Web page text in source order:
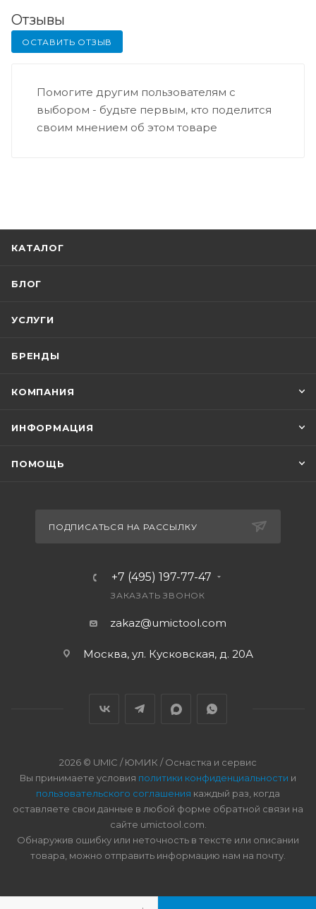
Отзывы
ОСТАВИТЬ ОТЗЫВ
Помогите другим пользователям с
выбором - будьте первым, кто поделится
своим мнением об этом товаре
КАТАЛОГ
БЛОГ
УСЛУГИ
БРЕНДЫ
КОМПАНИЯ
ИНФОРМАЦИЯ
ПОМОЩЬ
ПОДПИСАТЬСЯ НА РАССЫЛКУ
+7 (495) 197-77-47
ЗАКАЗАТЬ ЗВОНОК
zakaz@umictool.com
Москва, ул. Кусковская, д. 20А
2026 © UMIC / ЮМИК / Оснастка и сервис
Вы принимаете условия политики конфиденциальности и
пользовательского соглашения каждый раз, когда
оставляете свои данные в любой форме обратной связи на
сайте umictool.com.
Обнаружив ошибку или неточность в тексте или описании
товара, можно отправить информацию нам на почту.